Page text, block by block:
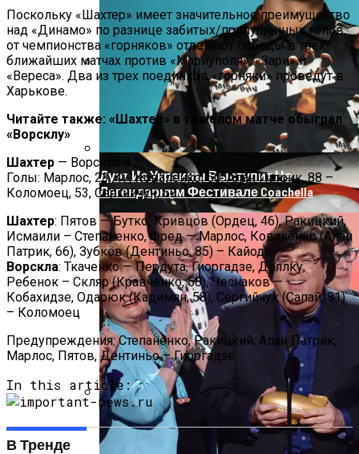
На Донбассе Во Время Тушения
Пожара Погибли Двое Военных
Под Киевом Мотоцикл Влетел В
Легковушку: Двое Погибших
Дуэт Из Украины Выступит На
Легендарном Фестивале Coachella
Поскольку «Шахтер» имеет значительное преимущество
над «Динамо» по разнице забитых/пропущенных голов,
от чемпионства «горняков» отделяют победы в трех
ближайших матчах против «Мариуполя», «Зари» и
«Вереса». Два из трех поединков «горняки» проведут в
Харькове.
Читайте также: «Шахтер» в тяжелом матче обыграл
«Ворсклу»
Шахтер — Ворскла 4:2
Голы: Марлос, 23, 47, Коваленко, 50, Алан Патрик, 88 –
Коломоец, 53, Сергийчук, 62
Шахтер: Пятов — Бутко, Кривцов (Ордец, 46), Ракицкий,
Исмаили – Степаненко, Фред — Марлос, Коваленко (Алан
Патрик, 66), Зубков (Дентиньо, 85) – Кайоде
Ворскла: Ткаченко — Пердута, Гиоргадзе, Даллку,
Ребенок – Скляр (Кравченко, 58), Чеснаков —
Кобахидзе, Одарюк (Кадимян, 58), Сергийчук (Сапай, 81)
– Коломоец
Предупреждения: Степаненко, Ракицкий, Алан Патрик,
Марлос, Пятов, Дентиньо – Гиоргадзе
In this article:
В Тренде